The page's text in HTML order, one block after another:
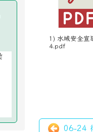
1) 水域安全宣
4.pdf
06-24